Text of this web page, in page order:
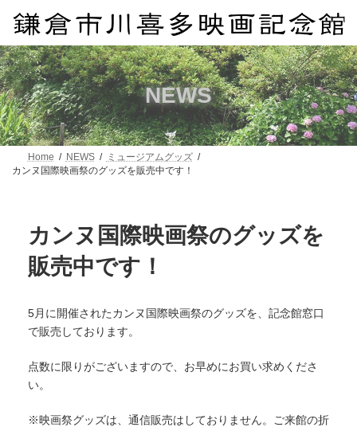
ン
ツ
へ
ス
キ
ッ
プ
ー
シ
ョ
ン
に
移
動
NEWS
Home NEWS
ミュージアムグッズ
カンヌ国際映画祭のグッズを販売中です！
カンヌ国際映画祭のグッズを
販売中です！
5月に開催されたカンヌ国際映画祭のグッズを、記念館窓口
で販売しております。
点数に限りがございますので、お早めにお買い求めくださ
い。
※映画祭グッズは、通信販売はしておりません。ご来館の折